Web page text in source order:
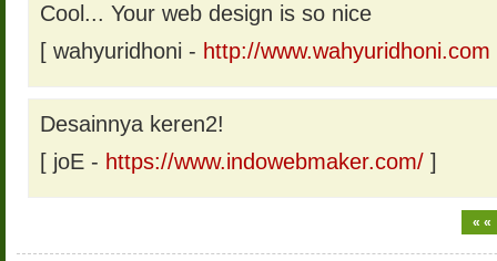
Cool... Your web design is so nice
[ wahyuridhoni - http://www.wahyuridhoni.com
Desainnya keren2!
[ joE - https://www.indowebmaker.com/]
« «